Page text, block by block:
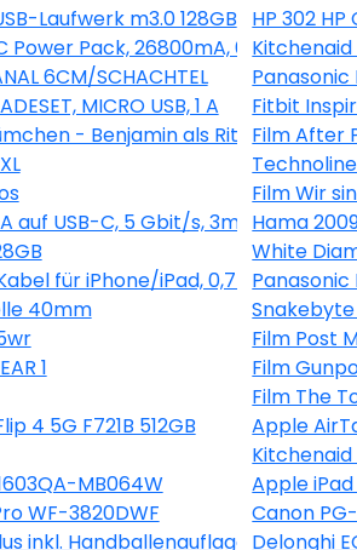
Laufwerk m3.0 128GB
HP 302
Power Pack, 26800mA, 60WKitchenaid
6CM/SCHACHTEL
Panasonic
MICRO USB, 1 A
Fitbit
- Benjamin als RitterFilm After
Film Wir
auf USB-C, 5 Gbit/s, 3m Hama
White
für iPhone/iPad, 0,75mPanasonic
40mm
Film Post
1
Film
Film The
4 5G F721B 512GB
Apple
Kitchenaid
MB064W
Apple iPad
WF-3820DWF
Canon
inkl. Handballenauflage Delonghi